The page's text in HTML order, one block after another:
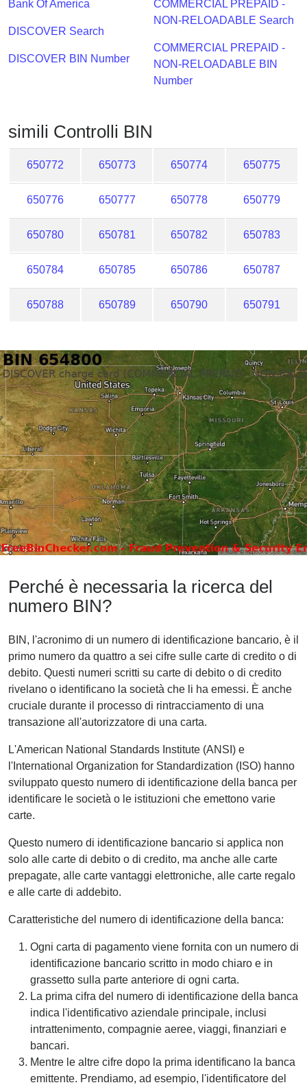
Bank Of America
DISCOVER Search
DISCOVER BIN Number
COMMERCIAL PREPAID -
NON-RELOADABLE Search
COMMERCIAL PREPAID -
NON-RELOADABLE BIN
Number
simili Controlli BIN
650772 650773 650774 650775
650776 650777 650778 650779
650780 650781 650782 650783
650784 650785 650786 650787
650788 650789 650790 650791
Perché è necessaria la ricerca del
numero BIN?
BIN, l'acronimo di un numero di identificazione bancario, è il
primo numero da quattro a sei cifre sulle carte di credito o di
debito. Questi numeri scritti su carte di debito o di credito
rivelano o identificano la società che li ha emessi. È anche
cruciale durante il processo di rintracciamento di una
transazione all'autorizzatore di una carta.
L'American National Standards Institute (ANSI) e
l'International Organization for Standardization (ISO) hanno
sviluppato questo numero di identificazione della banca per
identificare le società o le istituzioni che emettono varie
carte.
Questo numero di identificazione bancario si applica non
solo alle carte di debito o di credito, ma anche alle carte
prepagate, alle carte vantaggi elettroniche, alle carte regalo
e alle carte di addebito.
Caratteristiche del numero di identificazione della banca:
Ogni carta di pagamento viene fornita con un numero di
identificazione bancario scritto in modo chiaro e in
grassetto sulla parte anteriore di ogni carta.
La prima cifra del numero di identificazione della banca
indica l'identificativo aziendale principale, inclusi
intrattenimento, compagnie aeree, viaggi, finanziari e
bancari.
Mentre le altre cifre dopo la prima identificano la banca
emittente. Prendiamo, ad esempio, l'identificatore del